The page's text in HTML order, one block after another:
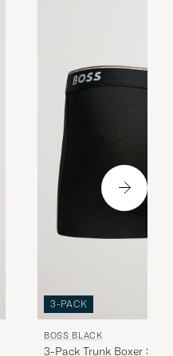
3-PACK
BOSS BLACK
3-Pack Trunk Boxer